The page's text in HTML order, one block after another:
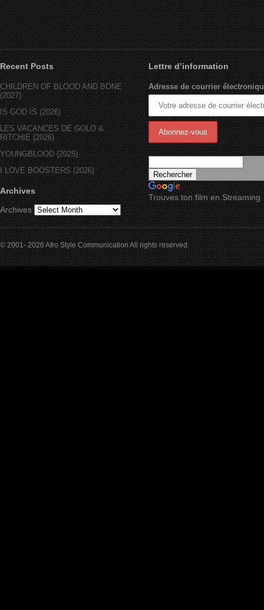
Recent Posts
CHILDREN OF BLOOD AND BONE
(2027)
IS GOD IS (2026)
LES VACANCES DE GOLO &
RITCHIE (2026)
YOUNGBLOOD (2025)
I LOVE BOOSTERS (2026)
Archives
Archives
Lettre d’information
Adresse de courrier
Trouves ton film en Streaming
© 2001- 2026 Afro Style Communication All rights reserved.